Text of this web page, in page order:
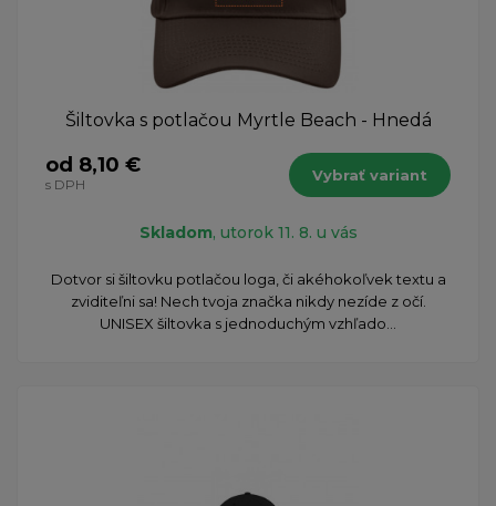
Šiltovka s potlačou Myrtle Beach - Hnedá
od 8,10 €
s DPH
Vybrať variant
Skladom, utorok 11. 8. u vás
Dotvor si šiltovku potlačou loga, či akéhokoľvek textu a
zviditeľni sa! Nech tvoja značka nikdy nezíde z očí.
UNISEX šiltovka s jednoduchým vzhľado...